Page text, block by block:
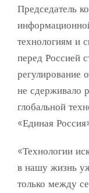
Председатель
технологиям и
перед Россией
регулирование
не сдерживало
глобальной
«Единая
«Технологии
в нашу жизнь
только между